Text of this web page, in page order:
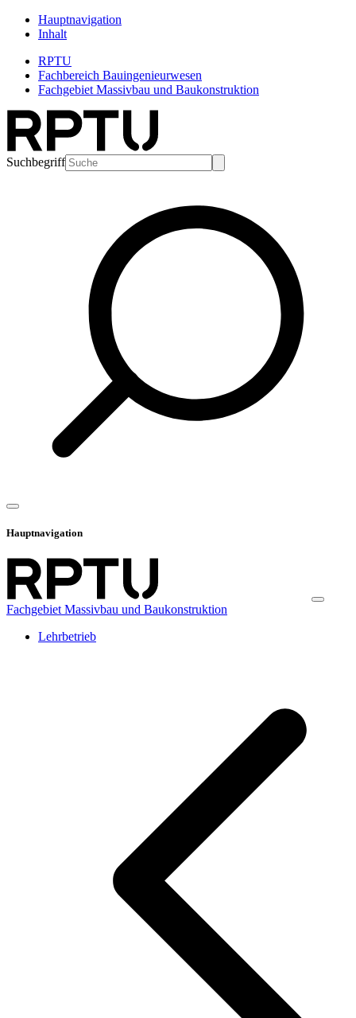
Hauptnavigation
Inhalt
RPTU
Fachbereich Bauingenieurwesen
Fachgebiet Massivbau und Baukonstruktion
Suchbegriff
Hauptnavigation
Fachgebiet Massivbau und Baukonstruktion
Lehrbetrieb